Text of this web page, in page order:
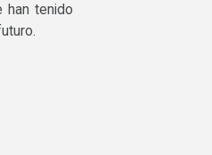
han tenido